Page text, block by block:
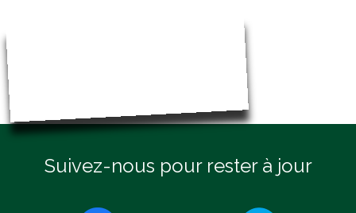
Suivez-nous pour rester à jour